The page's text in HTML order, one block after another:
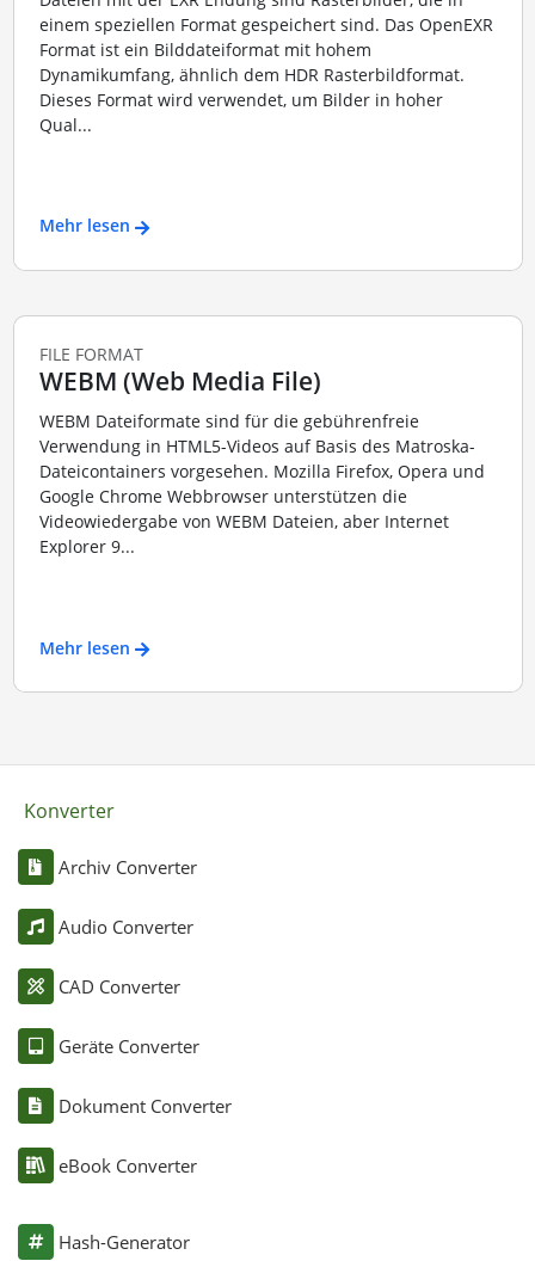
einem speziellen Format gespeichert sind. Das OpenEXR
Format ist ein Bilddateiformat mit hohem
Dynamikumfang, ähnlich dem HDR Rasterbildformat.
Dieses Format wird verwendet, um Bilder in hoher
Qual...
Mehr lesen
FILE FORMAT
WEBM (Web Media File)
WEBM Dateiformate sind für die gebührenfreie
Verwendung in HTML5-Videos auf Basis des Matroska-
Dateicontainers vorgesehen. Mozilla Firefox, Opera und
Google Chrome Webbrowser unterstützen die
Videowiedergabe von WEBM Dateien, aber Internet
Explorer 9...
Mehr lesen
Konverter
Archiv Converter
Audio Converter
CAD Converter
Geräte Converter
Dokument Converter
eBook Converter
Hash-Generator